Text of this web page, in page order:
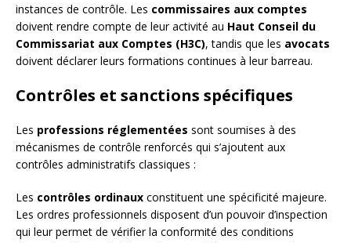
instances de contrôle. Les commissaires aux comptes
doivent rendre compte de leur activité au Haut Conseil du
Commissariat aux Comptes (H3C), tandis que les avocats
doivent déclarer leurs formations continues à leur barreau.
Contrôles et sanctions spécifiques
Les professions réglementées sont soumises à des
mécanismes de contrôle renforcés qui s’ajoutent aux
contrôles administratifs classiques :
Les contrôles ordinaux constituent une spécificité majeure.
Les ordres professionnels disposent d’un pouvoir d’inspection
qui leur permet de vérifier la conformité des conditions